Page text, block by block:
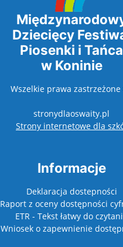
Dziecięcy
Piosenki i Tańca
w Koninie
Wszelkie prawa
stronydlaoswaity.pl
Strony internetowe dla
Informacje
Deklaracja dostepności
Raport z oceny dostępności
ETR - Tekst łatwy do
Wniosek o zapewnienie